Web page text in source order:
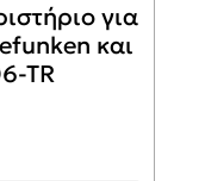
για
και
TR